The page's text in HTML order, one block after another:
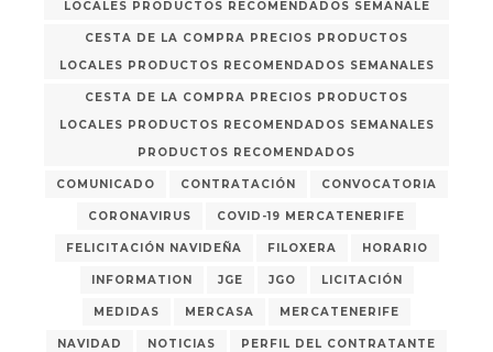
LOCALES PRODUCTOS RECOMENDADOS SEMANALE
CESTA DE LA COMPRA PRECIOS PRODUCTOS
LOCALES PRODUCTOS RECOMENDADOS SEMANALES
CESTA DE LA COMPRA PRECIOS PRODUCTOS
LOCALES PRODUCTOS RECOMENDADOS SEMANALES
PRODUCTOS RECOMENDADOS
COMUNICADO CONTRATACIÓN CONVOCATORIA
CORONAVIRUS COVID-19 MERCATENERIFE
FELICITACIÓN NAVIDEÑA FILOXERA HORARIO
INFORMATION JGE JGO LICITACIÓN
MEDIDAS MERCASA MERCATENERIFE
NAVIDAD NOTICIAS PERFIL DEL CONTRATANTE